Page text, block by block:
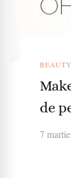
BEAUTY
de
7